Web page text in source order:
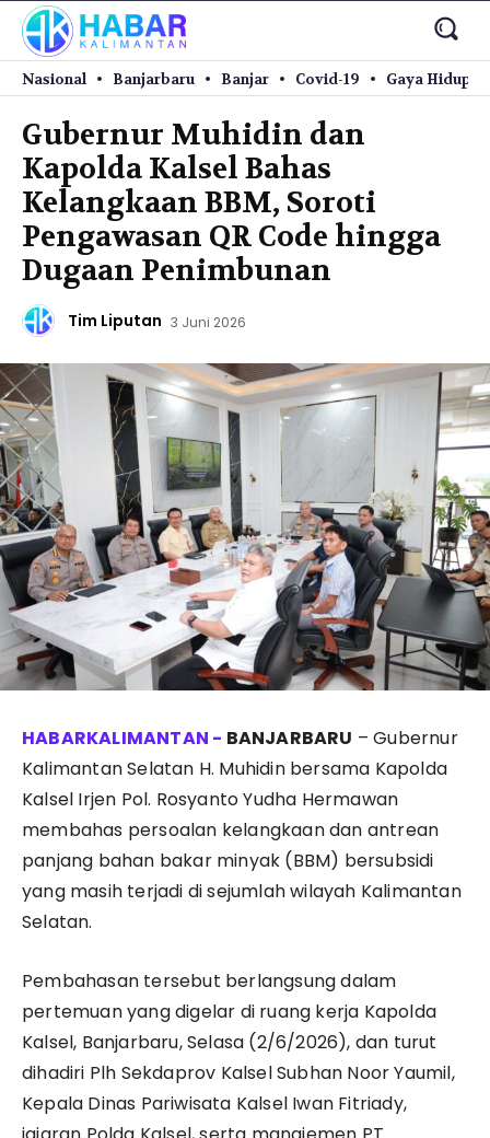
Nasional Banjarbaru Banjar Covid-19 Gaya Hidup
Gubernur Muhidin dan
Kapolda Kalsel Bahas
Kelangkaan BBM, Soroti
Pengawasan QR Code hingga
Dugaan Penimbunan
Tim Liputan 3 Juni 2026
BANJARBARU – Gubernur
Kalimantan Selatan H. Muhidin bersama Kapolda
Kalsel Irjen Pol. Rosyanto Yudha Hermawan
membahas persoalan kelangkaan dan antrean
panjang bahan bakar minyak (BBM) bersubsidi
yang masih terjadi di sejumlah wilayah Kalimantan
Selatan.
Pembahasan tersebut berlangsung dalam
pertemuan yang digelar di ruang kerja Kapolda
Kalsel, Banjarbaru, Selasa (2/6/2026), dan turut
dihadiri Plh Sekdaprov Kalsel Subhan Noor Yaumil,
Kepala Dinas Pariwisata Kalsel Iwan Fitriady,